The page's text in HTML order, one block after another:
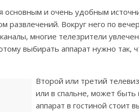
основным и очень удобным
Вокруг него по
многие телезрители
выбирать аппарат нужно так,
Второй или третий
или в спальне, может
аппарат в гостиной стоит